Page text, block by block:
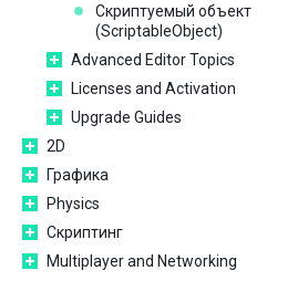
Скриптуемый объект
(ScriptableObject)
Advanced Editor Topics
Licenses and Activation
Upgrade Guides
2D
Графика
Physics
Скриптинг
Multiplayer and Networking